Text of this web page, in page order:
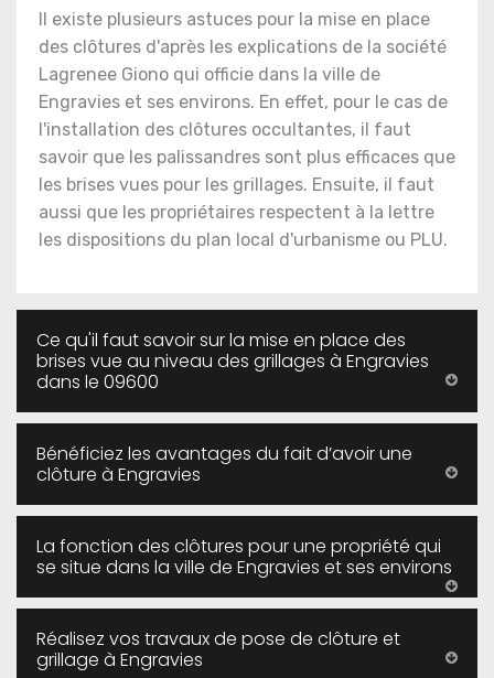
Il existe plusieurs astuces pour la mise en place
des clôtures d'après les explications de la société
Lagrenee Giono qui officie dans la ville de
Engravies et ses environs. En effet, pour le cas de
l'installation des clôtures occultantes, il faut
savoir que les palissandres sont plus efficaces que
les brises vues pour les grillages. Ensuite, il faut
aussi que les propriétaires respectent à la lettre
les dispositions du plan local d'urbanisme ou PLU.
Ce qu'il faut savoir sur la mise en place des
brises vue au niveau des grillages à Engravies
dans le 09600
Bénéficiez les avantages du fait d’avoir une
clôture à Engravies
La fonction des clôtures pour une propriété qui
se situe dans la ville de Engravies et ses environs
Réalisez vos travaux de pose de clôture et
grillage à Engravies